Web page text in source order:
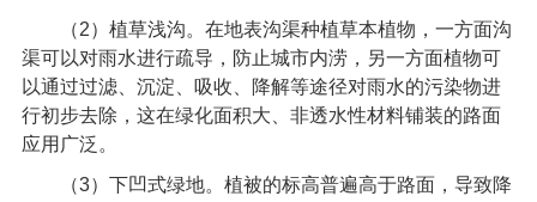
（2）植草浅沟。在地表沟渠种植草本植物，一方面沟
渠可以对雨水进行疏导，防止城市内涝，另一方面植物可
以通过过滤、沉淀、吸收、降解等途径对雨水的污染物进
行初步去除，这在绿化面积大、非透水性材料铺装的路面
应用广泛。
（3）下凹式绿地。植被的标高普遍高于路面，导致降